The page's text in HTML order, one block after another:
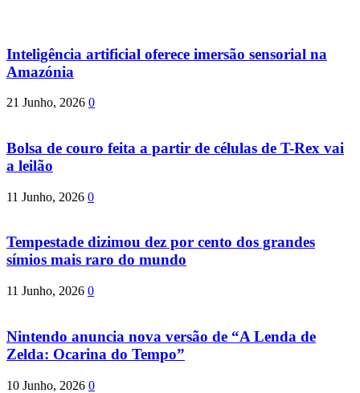
Inteligência artificial oferece imersão sensorial na
Amazónia
21 Junho, 2026 0
Bolsa de couro feita a partir de células de T-Rex vai
a leilão
11 Junho, 2026 0
Tempestade dizimou dez por cento dos grandes
símios mais raro do mundo
11 Junho, 2026 0
Nintendo anuncia nova versão de “A Lenda de
Zelda: Ocarina do Tempo”
10 Junho, 2026 0